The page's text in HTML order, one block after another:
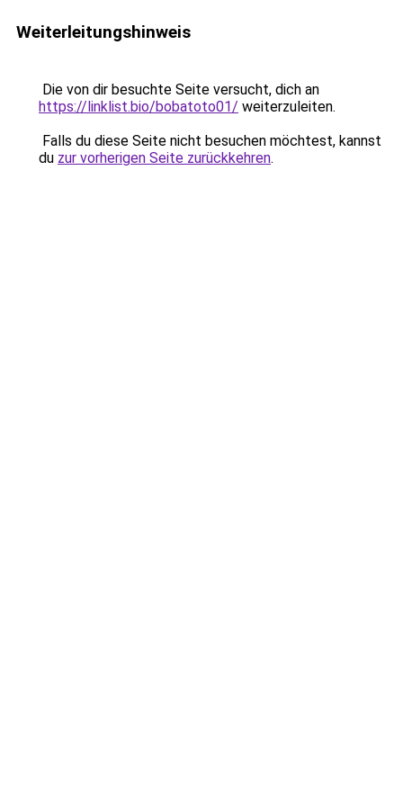
Weiterleitungshinweis
Die von dir besuchte Seite versucht, dich an
https://linklist.bio/bobatoto01/ weiterzuleiten.
Falls du diese Seite nicht besuchen möchtest, kannst
du zur vorherigen Seite zurückkehren.